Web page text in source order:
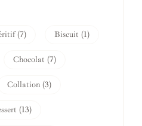
(7) Biscuit (1)
Chocolat (7)
Collation (3)
(13)